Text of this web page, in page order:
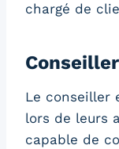
chargé de
Le conseiller
lors de leurs
capable de